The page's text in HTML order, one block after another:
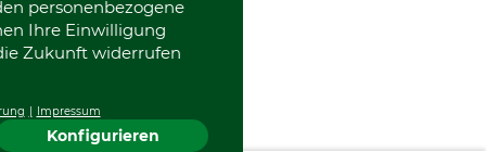
personenbezogene
Ihre Einwilligung
Zukunft widerrufen
Impressum
Konfigurieren